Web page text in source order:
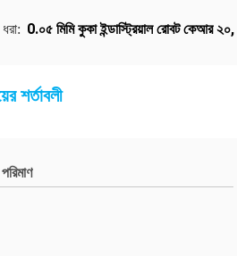
0.০৫ মিমি কুকা ইন্ডাস্ট্রিয়াল রোবট কেআর ২০,
শর্তাবলী